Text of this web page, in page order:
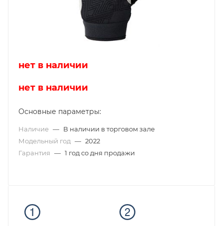
нет в наличии
нет в наличии
Основные параметры:
Наличие — В наличии в торговом зале
Модельный год — 2022
Гарантия — 1 год со дня продажи